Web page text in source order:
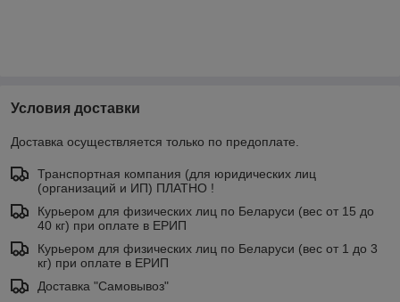
Условия доставки
Доставка осуществляется только по предоплате.
Транспортная компания (для юридических лиц
(организаций и ИП) ПЛАТНО !
Курьером для физических лиц по Беларуси (вес от 15 до
40 кг) при оплате в ЕРИП
Курьером для физических лиц по Беларуси (вес от 1 до 3
кг) при оплате в ЕРИП
Доставка "Самовывоз"